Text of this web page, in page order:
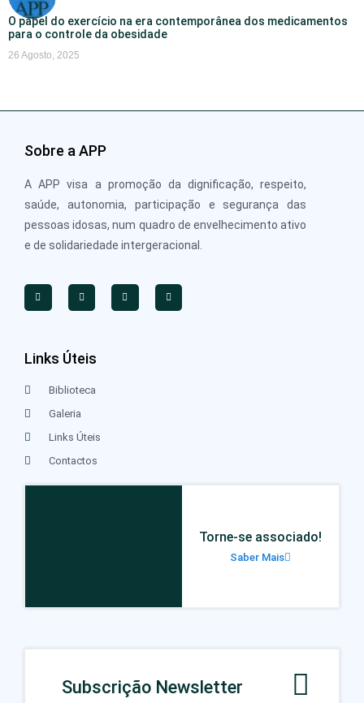
O papel do exercício na era contemporânea dos medicamentos
para o controle da obesidade
26 Agosto, 2025
Sobre a APP
A APP visa a promoção da dignificação, respeito,
saúde, autonomia, participação e segurança das
pessoas idosas, num quadro de envelhecimento ativo
e de solidariedade intergeracional.
Links Úteis
Biblioteca
Galeria
Links Úteis
Contactos
Torne-se associado!
Saber Mais
Subscrição Newsletter